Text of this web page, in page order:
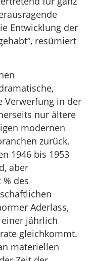
Entwicklung der
resümiert
Verwerfung in der
nur ältere
modernen
zurück,
1946 bis 1953
aber
des
Aderlass,
jährlich
gleichkommt.
materiellen